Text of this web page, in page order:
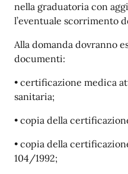
nella graduatoria con
l’eventuale scorrimento
Alla domanda dovranno
documenti:
• certificazione medica
sanitaria;
• copia della
• copia della
104/1992;